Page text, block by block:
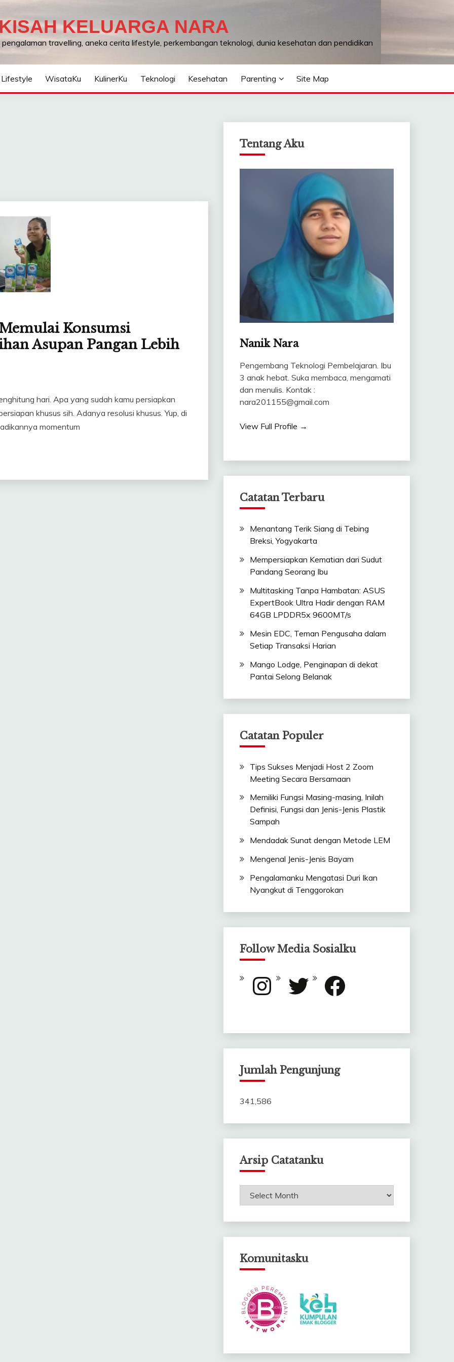
KISAH KELUARGA NARA
travelling, aneka cerita lifestyle, perkembangan teknologi, dunia kesehatan dan pendidikan
Lifestyle WisataKu KulinerKu Teknologi Kesehatan Parenting Site Map
Konsumsi
Asupan Pangan Lebih
hari. Apa yang sudah kamu persiapkan
khusus sih. Adanya resolusi khusus. Yup, di
momentum
Tentang Aku
Nanik Nara
Pengembang Teknologi Pembelajaran. Ibu
3 anak hebat. Suka membaca, mengamati
dan menulis. Kontak :
nara201155@gmail.com
View Full Profile →
Catatan Terbaru
Menantang Terik Siang di Tebing
Breksi, Yogyakarta
Mempersiapkan Kematian dari Sudut
Pandang Seorang Ibu
Multitasking Tanpa Hambatan: ASUS
ExpertBook Ultra Hadir dengan RAM
64GB LPDDR5x 9600MT/s
Mesin EDC, Teman Pengusaha dalam
Setiap Transaksi Harian
Mango Lodge, Penginapan di dekat
Pantai Selong Belanak
Catatan Populer
Tips Sukses Menjadi Host 2 Zoom
Meeting Secara Bersamaan
Memiliki Fungsi Masing-masing, Inilah
Definisi, Fungsi dan Jenis-Jenis Plastik
Sampah
Mendadak Sunat dengan Metode LEM
Mengenal Jenis-Jenis Bayam
Pengalamanku Mengatasi Duri Ikan
Nyangkut di Tenggorokan
Follow Media Sosialku
Instagram Twitter Facebook
Jumlah Pengunjung
341,586
Arsip Catatanku
Arsip
Komunitasku